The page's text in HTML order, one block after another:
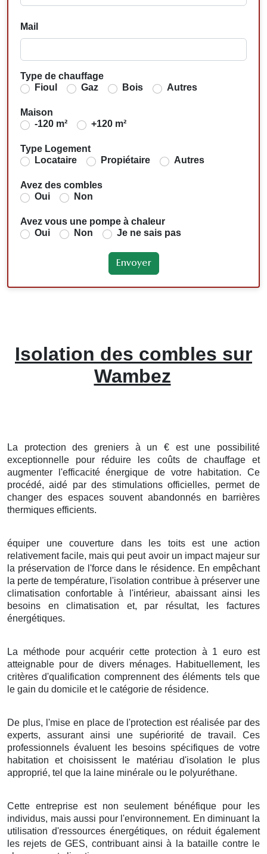
Mail
Type de chauffage
Fioul
Gaz Bois Autres
Maison
-120 m²
+120 m²
Type Logement
Locataire
Propiétaire Autres
Avez des combles
Oui
Non
Avez vous une pompe à chaleur
Oui
Non Je ne sais pas
Isolation des combles sur
Wambez
La protection desgreniers à un € est une possibilité
exceptionnelle pour réduire les coûtsde chauffageet
augmenter l'efficacité énergique de votre habitation. Ce
procédé,aidé par des stimulations officielles, permet de
changer des espaces souvent abandonnés en
barrières
thermiques efficients.
équiper une couverture dans les toitsest une action
relativementfacile, mais qui peut avoir un impact majeursur
la préservation de l'forcedans le résidence. En empêchant
la perte de température, l'isolation contribue à préserver une
climatisation confortable à l'intérieur, abaissantainsi les
besoins enclimatisation et, par résultat, lesfactures
énergétiques.
La méthodepouracquérir cette protection à 1 euro est
atteignable pour de divers ménages. Habituellement, les
critères d'qualification comprennent deséléments tels que
le gain du domicile et le catégorie de résidence.
De plus, l'mise en placede l'protection est réalisée par des
experts, assurant ainsi une supériorité de travail . Ces
professionnels évaluent les besoins spécifiques de votre
habitation etchoisissentle matériau d'isolation le plus
approprié, tel que la laine minérale ou le polyuréthane.
Cette entrepriseest non seulement bénéfique pour les
individus, mais aussi pour l'environnement. Endiminuantla
utilisation d'ressources énergétiques, on réduitégalement
les rejets deGES, contribuant ainsi à la bataille contre le